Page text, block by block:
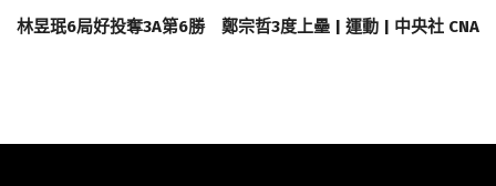
林昱珉6局好投奪3A第6勝 鄭宗哲3度上壘 | 運動 | 中央社 CNA